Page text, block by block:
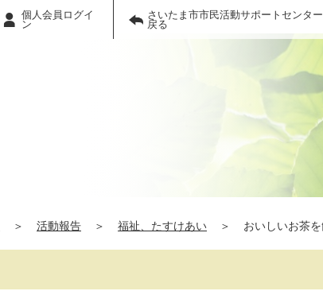
個人会員ログイ
ン
さいたま市市民活動サポートセンタ
戻る
＞ 活動報告 ＞ 福祉、たすけあい ＞ おいしいお茶